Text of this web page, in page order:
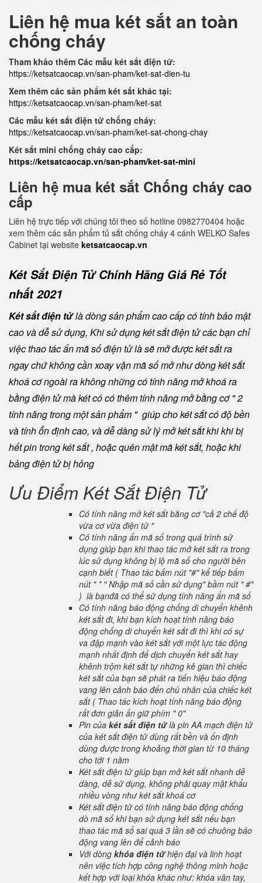
Liên hệ mua két sắt an toàn
chống cháy
Tham khảo thêm Các mẫu két sắt điện tử:
https://ketsatcaocap.vn/san-pham/ket-sat-dien-tu
Xem thêm các sản phẩm két sắt khác tại:
https://ketsatcaocap.vn/san-pham/ket-sat
Các mẫu két sắt điện tử chống cháy:
https://ketsatcaocap.vn/san-pham/ket-sat-chong-chay
Két sắt mini chống cháy cao cấp:
https://ketsatcaocap.vn/san-pham/ket-sat-mini
Liên hệ mua két sắt Chống cháy cao
cấp
Liên hệ trực tiếp với chúng tôi theo số hotline 0982770404 hoặc
xem thêm các sản phẩm tủ sắt chống cháy 4 cánh WELKO Safes
Cabinet tại website ketsatcaocap.vn
Két Sắt Điện Tử Chính Hãng Giá Rẻ Tốt
nhất 2021
Két sắt điện tửlà dòng sản phẩm cao cấp có tính bảo mật
cao và dễ sử dụng, Khi sử dụng két sắt điện tử các bạn chỉ
việc thao tác ấn mã số điện tử là sẽ mở được két sắt ra
ngay chứ không cần xoay vặn mã số mở như dòng két sắt
khoá cơ ngoài ra không những có tính năng mở khoá ra
bằng điện tử mà két có có thêm tính năng mở bằng cơ " 2
tính năng trong một sản phẩm " giúp cho két sắt có độ bền
và tính ổn định cao, và dễ dàng sử lý mở két sắt khi khi bị
hết pin trong két sắt , hoặc quên mật mã két sắt, hoặc khi
bảng điện tử bị hỏng
Ưu Điểm Két Sắt Điện Tử
Có tính năng mở két sắt bằng cơ "cả 2 chế độ
vừa cơ vừa điện tử "
Có tính năng ẩn mã số trong quá trình sử
dụng giúp bạn khi thao tác mở két sắt ra trong
lúc sử dụng không bị lộ mã số cho người bên
cạnh biết ( Thao tác bấm nút "#" kế tiếp bấm
nút " * " Nhập mã số cần sử dụng" bầm nút " #"
) là bạnđã có thể sử dụng tính năng ẩn mã số
Có tính năng báo động chống di chuyển khênh
két sắt đi, khi bạn kích hoạt tính năng báo
động chống di chuyển két sắt đi thì khi có sự
va đập mạnh vào két sắt với một lực tác động
mạnh nhất định để dịch chuyển két sắt hay
khênh trộm két sắt tự những kẻ gian thì chiếc
két sắt của bạn sẽ phát ra tiến hiệu báo động
vang lên cảnh báo đến chủ nhân của chiếc két
sắt ( Thao tác kích hoạt tính năng báo động
rất đơn giản ấn giữ phím " 0"
Pin của két sắt điện tửlà pin AA mạch điện tử
của két sắt điện tử dùng rất bền và ổn định
dùng được trong khoảng thời gian từ 10 tháng
cho tới 1 năm
Két sắt điện tử giúp bạn mở két sắt nhanh dễ
dàng, dễ sử dụng, không phải quay mật khẩu
nhiều vòng như két sắt khoá cơ
Két sắt điện tử có tính năng báo động chống
dò mã số khi bạn sử dụng két sắt nếu bạn
thao tác mã số sai quá 3 lần sẽ có chuông báo
động vang lên để cảnh báo
Với dòng khóa điện tửhiện đại và linh hoạt
nên việc tích hợp công nghệ thông minh hoặc
kết hợp với loại khóa khác như: khóa vân tay,